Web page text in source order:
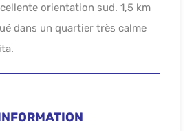
orientation sud. 1,5 km
dans un quartier très calme